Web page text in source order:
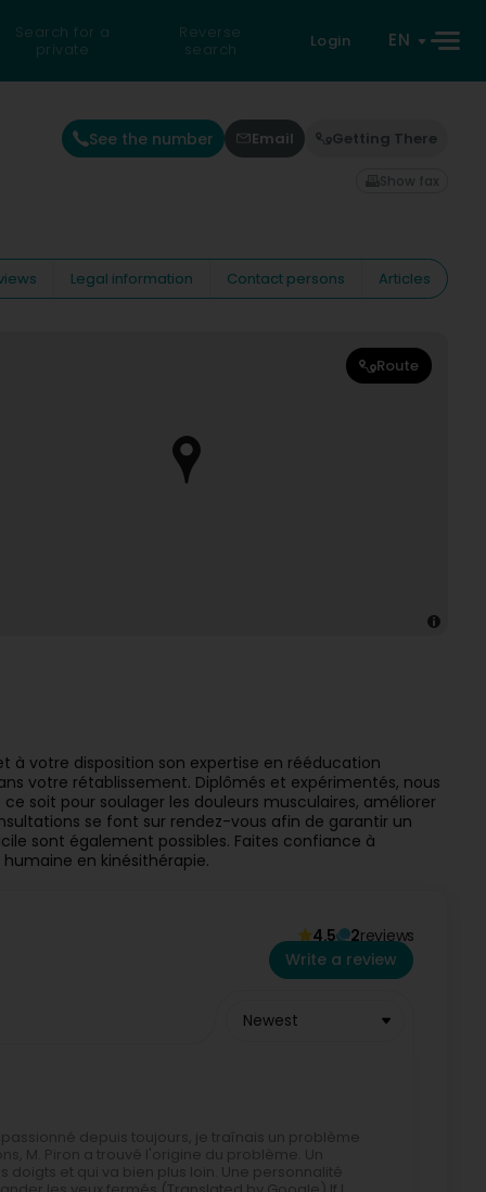
Search for a
private
Reverse
search
Login EN
See the number Email Getting There
Show fax
Legal information Contact persons Articles
Route
votre disposition son expertise en rééducation
votre rétablissement. Diplômés et expérimentés, nous
soit pour soulager les douleurs musculaires, améliorer
se font sur rendez-vous afin de garantir un
sont également possibles. Faites confiance à
en kinésithérapie.
4.5 2reviews
Write a review
Newest
depuis toujours, je traînais un problème
M. Piron a trouvé l'origine du problème. Un
et qui va bien plus loin. Une personnalité